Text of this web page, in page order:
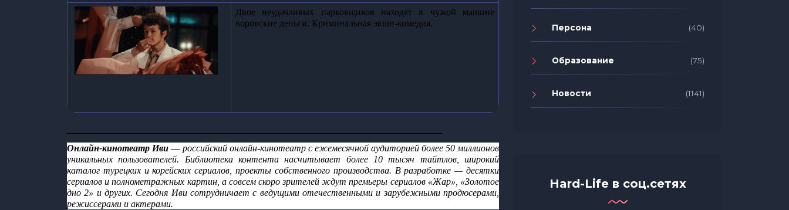
Двое неудачливых парковщиков находят в чужой машине
воровские деньги. Криминальная экшн-комедия.
Онлайн-кинотеатр Иви — российский онлайн-кинотеатр с ежемесячной аудиторией более 50 миллионов
уникальных пользователей. Библиотека контента насчитывает более 10 тысяч тайтлов, широкий
каталог турецких и корейских сериалов, проекты собственного производства. В разработке — десятки
сериалов и полнометражных картин, а совсем скоро зрителей ждут премьеры сериалов «Жар», «Золотое
дно 2» и других. Сегодня Иви сотрудничает с ведущими отечественными и зарубежными продюсерами,
режиссерами и актерами.
Персона (40)
Образование (75)
Новости (1141)
Hard-Life в соц.сетях